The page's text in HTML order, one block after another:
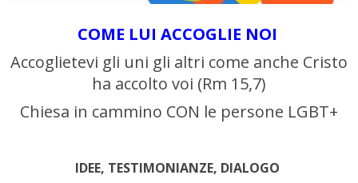
COME LUI ACCOGLIE NOI
Accoglietevi gli uni gli altri come anche Cristo
ha accolto voi (Rm 15,7)
Chiesa in cammino CON le persone LGBT+
IDEE, TESTIMONIANZE, DIALOGO